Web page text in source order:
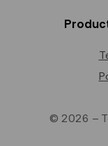
© 2026 –